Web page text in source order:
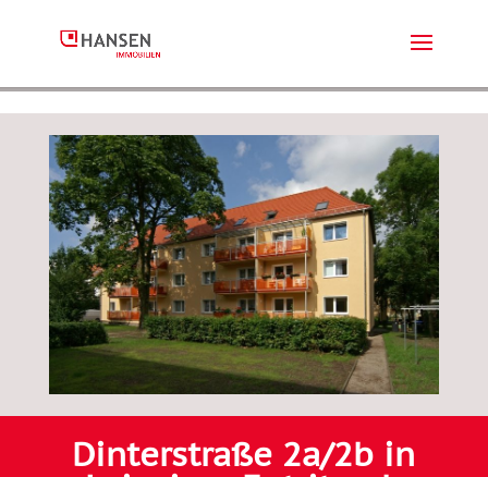
Dinterstraße 2a/2b in